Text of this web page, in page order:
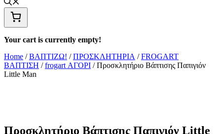
Your cart is currently empty!
Home /ΒΑΠΤΙΖΩ! /ΠΡΟΣΚΛΗΤΗΡΙΑ /FROGART
ΒΑΠΤΙΣΗ /frogart ΑΓΟΡΙ / Προσκλητήριο Βάπτισης Παπιγιόν
Little Man
Προσκλητήριο Βάπτισης Παπιγιόν Little